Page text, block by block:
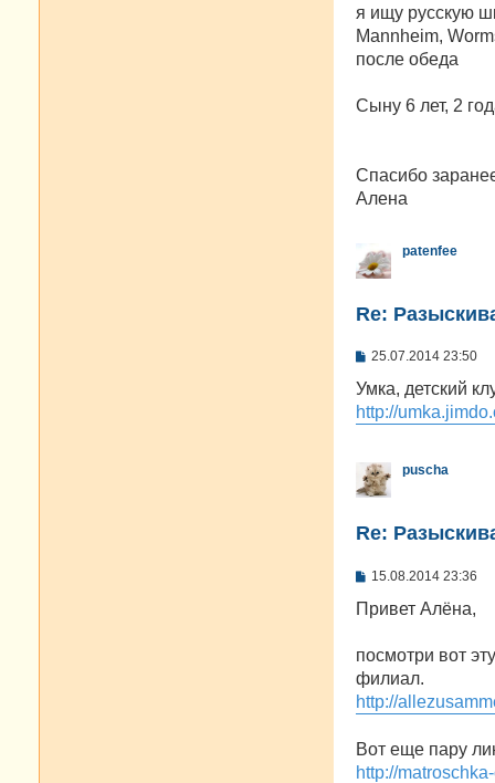
е
и
е
я ищу русскую
Mannheim,
после обеда
Сыну 6 лет, 2
Спасибо
Алена
patenfee
Re:
С
о
щ
и
е
25.07.2014 23:50
Умка, детский
http://
puscha
Re:
С
о
б
е
и
е
15.08.2014 23:36
Привет Алёна,
посмотри вот
филиал.
http://
Вот еще пару
http://